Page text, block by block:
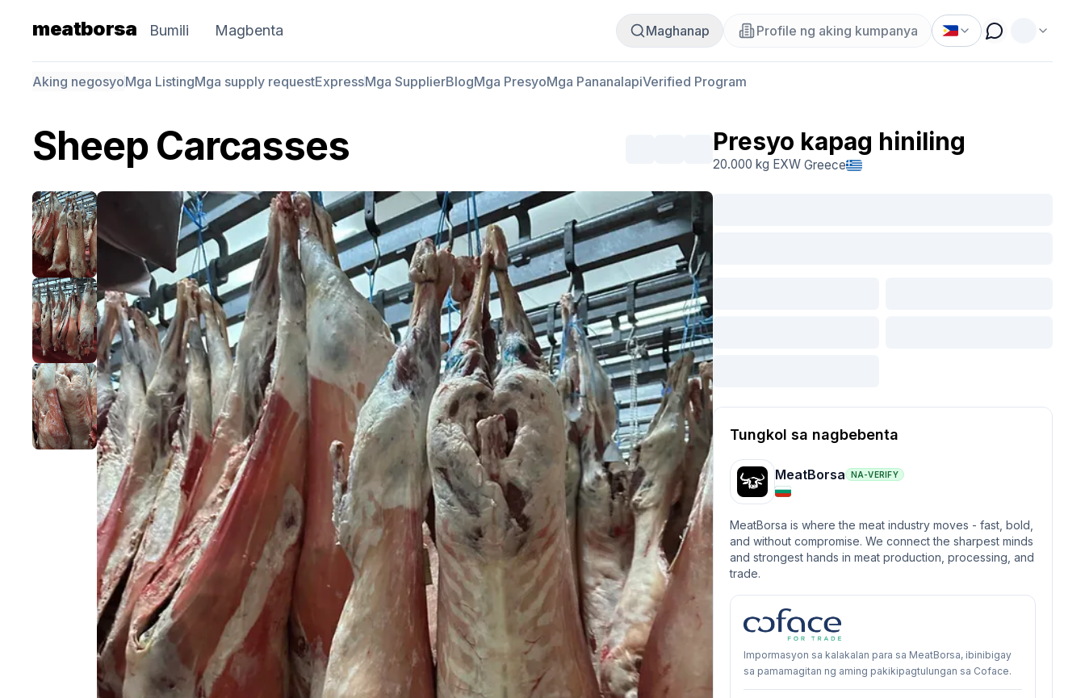
meatborsa Bumili Magbenta Maghanap Profile ng aking kumpanya
Aking negosyoMga ListingMga supply requestExpressMga SupplierBlogMga PresyoMga PananalapiVerified Program
Sheep Carcasses Presyo kapag hiniling
20.000 kg EXW Greece
Tungkol sa nagbebenta
MeatBorsa NA-VERIFY
MeatBorsa is where the meat industry moves - fast, bold,
and without compromise. We connect the sharpest minds
and strongest hands in meat production, processing, and
trade.
Impormasyon sa kalakalan para sa MeatBorsa, ibinibigay
sa pamamagitan ng aming pakikipagtulungan sa Coface.